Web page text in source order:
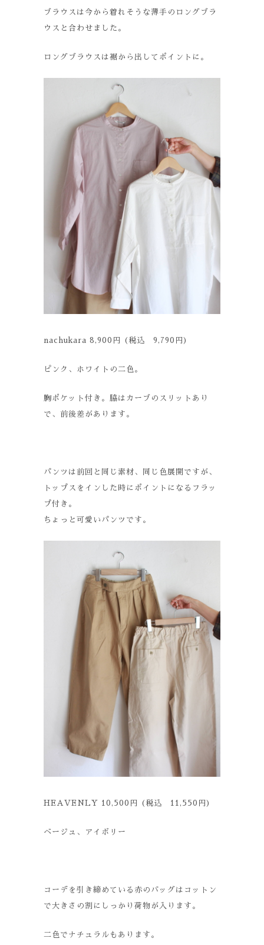
ブラウスは今から着れそうな薄手のロングブラ
ウスと合わせました。
ロングブラウスは裾から出してポイントに。
nachukara 8,900円 (税込 9,790円)
ピンク、ホワイトの二色。
胸ポケット付き。脇はカーブのスリットあり
で、前後差があります。
パンツは前回と同じ素材、同じ色展開ですが、
トップスをインした時にポイントになるフラッ
プ付き。
ちょっと可愛いパンツです。
HEAVENLY 10,500円 (税込 11,550円)
ベージュ、アイボリー
コーデを引き締めている赤のバッグはコットン
で大きさの割にしっかり荷物が入ります。
二色でナチュラルもあります。